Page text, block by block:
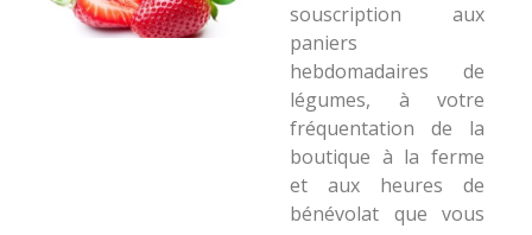
souscription aux
paniers
hebdomadaires de
légumes, à votre
fréquentation de la
boutique à la ferme
et aux heures de
bénévolat que vous